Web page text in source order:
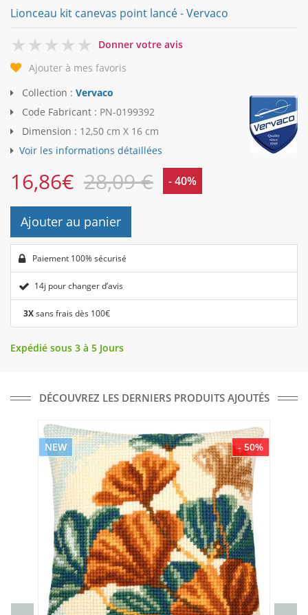
Lionceau kit canevas point lancé - Vervaco
0
Donner votre avis
Ajouter à mes favoris
Collection : Vervaco
Code Fabricant : PN-0199392
Dimension : 12,50 cm X 16 cm
Voir les informations détaillées
16,86€ 28,09 € - 40%
Ajouter au panier
Paiement 100% sécurisé
14j pour changer d’avis
3Xsans frais dès 100€
Expédié sous 3 à 5 Jours
DÉCOUVREZ LES DERNIERS PRODUITS AJOUTÉS
- 50%
NEW